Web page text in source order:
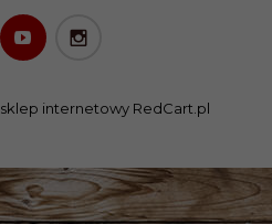
sklep internetowyRedCart.pl